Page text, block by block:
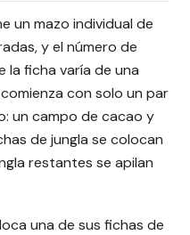
un mazo individual de
y el número de
la ficha varía de una
con solo un par
un campo de cacao y
de jungla se colocan
restantes se apilan
una de sus fichas de